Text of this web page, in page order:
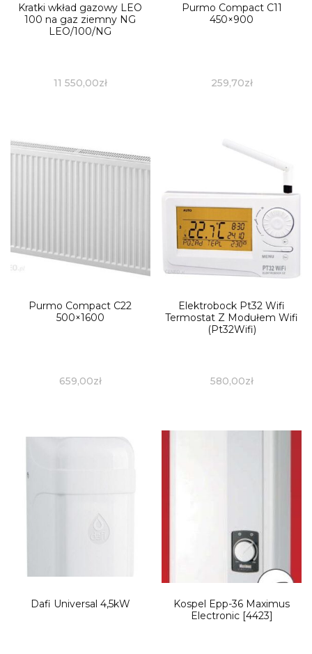
Kratki wkład gazowy LEO
100 na gaz ziemny NG
LEO/100/NG
11 550,00zł
Purmo Compact C11
450×900
259,70zł
Purmo Compact C22
500×1600
659,00zł
Elektrobock Pt32 Wifi
Termostat Z Modułem Wifi
(Pt32Wifi)
580,00zł
Dafi Universal 4,5kW
Kospel Epp-36 Maximus
Electronic [4423]